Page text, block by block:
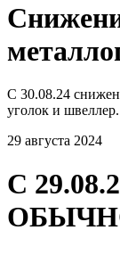
С 30.08.24
уголок и швеллер.
29 августа 2024
С